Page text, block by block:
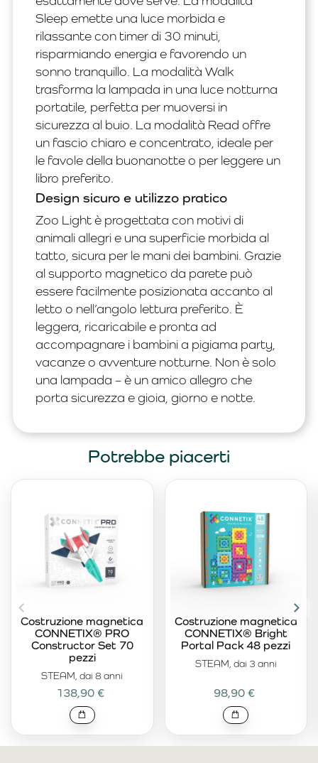
Sleep emette una luce morbida e
rilassante con timer di 30 minuti,
risparmiando energia e favorendo un
sonno tranquillo. La modalità Walk
trasforma la lampada in una luce notturna
portatile, perfetta per muoversi in
sicurezza al buio. La modalità Read offre
un fascio chiaro e concentrato, ideale per
le favole della buonanotte o per leggere un
libro preferito.
Design sicuro e utilizzo pratico
Zoo Light è progettata con motivi di
animali allegri e una superficie morbida al
tatto, sicura per le mani dei bambini. Grazie
al supporto magnetico da parete può
essere facilmente posizionata accanto al
letto o nell’angolo lettura preferito. È
leggera, ricaricabile e pronta ad
accompagnare i bambini a pigiama party,
vacanze o avventure notturne. Non è solo
una lampada – è un amico allegro che
porta sicurezza e gioia, giorno e notte.
Potrebbe piacerti
STEAM, dai 8 anni
Costruzione magnetica
CONNETIX® PRO
Constructor Set 70
pezzi
138,90 €
STEAM, dai 3 anni
Costruzione magnetica
CONNETIX® Bright
Portal Pack 48 pezzi
98,90 €